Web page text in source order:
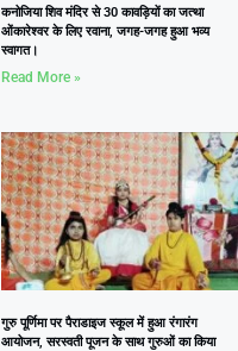
कनोजिया शिव मंदिर से 30 कावड़ियों का जत्था
ओंकारेश्वर के लिए रवाना, जगह-जगह हुआ भव्य
स्वागत।
Read More »
गुरु पूर्णिमा पर पैराडाइज स्कूल में हुआ रंगारंग
आयोजन, सरस्वती पूजन के साथ गुरुओं का किया